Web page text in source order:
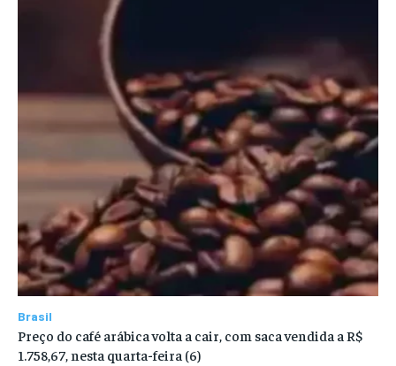
Brasil
Preço do café arábica volta a cair, com saca vendida a R$
1.758,67, nesta quarta-feira (6)